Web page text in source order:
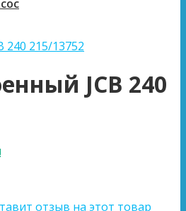
JCB 240
отзыв на этот товар